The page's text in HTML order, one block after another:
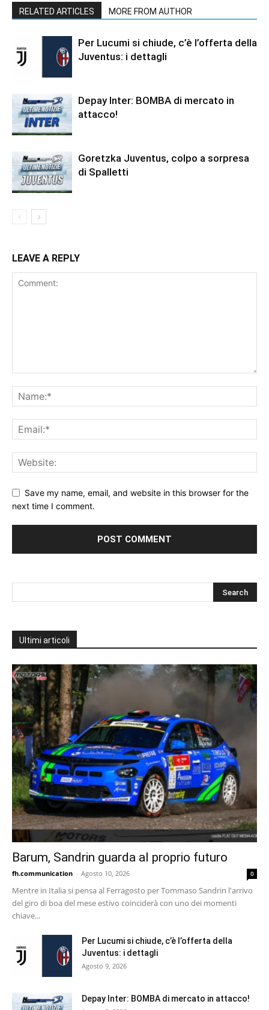
RELATED ARTICLES MORE FROM AUTHOR
Per Lucumi si chiude, c’è l’offerta della
Juventus: i dettagli
Depay Inter: BOMBA di mercato in
attacco!
Goretzka Juventus, colpo a sorpresa
di Spalletti
LEAVE A REPLY
Save my name, email, and website in this browser for the
next time I comment.
Ultimi articoli
Barum, Sandrin guarda al proprio futuro
fh.communication - Agosto 10, 2026 0
Mentre in Italia si pensa al Ferragosto per Tommaso Sandrin l'arrivo
del giro di boa del mese estivo coinciderà con uno dei momenti
chiave...
Per Lucumi si chiude, c’è l’offerta della
Juventus: i dettagli
Agosto 9, 2026
Depay Inter: BOMBA di mercato in attacco!